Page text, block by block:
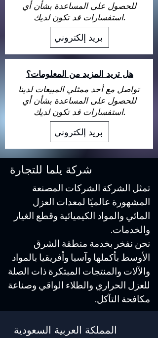
للحصول على المساعدة بشأن أي
استفسارات قد تكون لديك.
بريد إلكتروني
هل تريد المزيد من المعلومات؟
تواصل مع أحد ممثلي المبيعات لدينا
للحصول على المساعدة بشأن أي
استفسارات قد تكون لديك.
بريد إلكتروني
شركة يلما للتجارة
تمثل الشركة الشركات المصنعة
المشهورة عالميًا لمعدات العزل
المائي والمواد الكيميائية وقطع الغيار
والخدمات.
نحن نفخر بخدمة منطقة الشرق
الأوسط بأكملها وآسيا وأفريقيا بالمواد
والآلات والمنتجات المبتكرة ذات الصلة
للعزل الحراري والطلاء الواقي وصناعة
مكافحة التآكل.
المملكة العربية السعودية